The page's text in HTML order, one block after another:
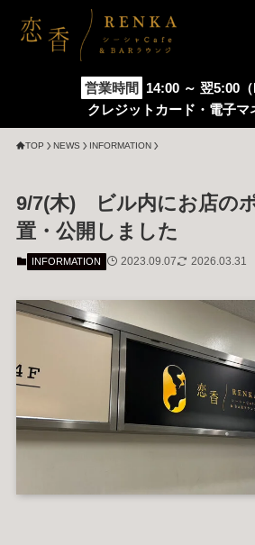
TOP
SYSTEM メニュー / 料金シ
STORE
店舗情報 / 店内写真
FAQ
よくあるご質問
NEWS
新着情報
RECRUIT
求人情報
営業時間
14:00 ～ 翌5:00（
クレジットカード・電子マ
TOP NEWS INFORMATION
9/7(木) ビル内にお店の
置・公開しました
INFORMATION 2023.09.07 2026.03.31